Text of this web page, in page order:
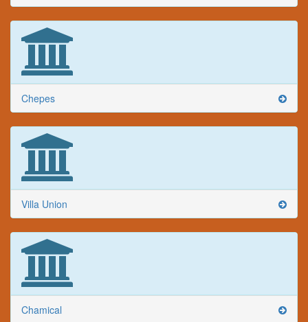
Chepes
Villa Union
Chamical